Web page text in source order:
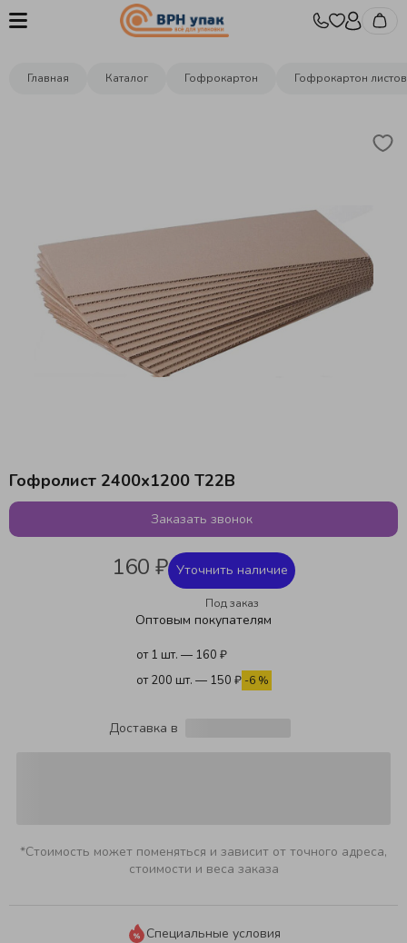
Главная Каталог Гофрокартон Гофрокартон
Гофролист 2400х1200 Т22В
Заказать звонок
160 ₽ Уточнить наличие
Под заказ
Оптовым покупателям
от 1 шт. — 160 ₽
от 200 шт. — 150 ₽ -6 %
Доставка в
*Стоимость может поменяться и зависит от точного адреса,
стоимости и веса заказа
Специальные условия